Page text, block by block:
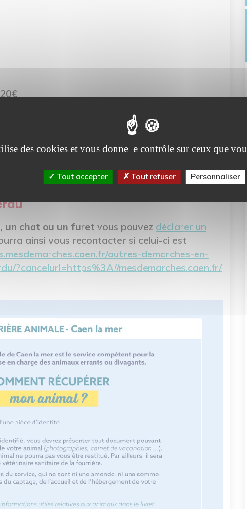
base du
: https://caenlamer.fr/annuaire-
un chat ou un furet vous pouvez déclarer un
ainsi vous recontacter si celui-ci est
autres-demarches-en-
?cancelurl=https%3A//mesdemarches.caen.fr/
des cookies et vous donne le contrôle sur ceux que
Tout accepter Tout refuser Personnaliser